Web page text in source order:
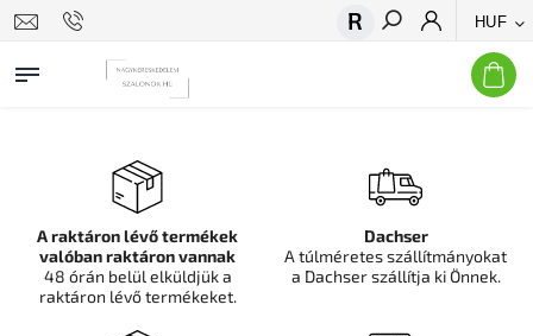
HUF
Keresés
A raktáron lévő termékek
valóban raktáron vannak
48 órán belül elküldjük a
raktáron lévő termékeket.
Dachser
A túlméretes szállítmányokat
a Dachser szállítja ki Önnek.